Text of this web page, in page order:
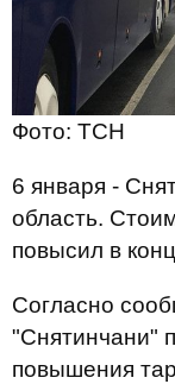
Фото: ТСН
6 января -
область.
повысил в
Согласно
"Снятинчани"
повышения